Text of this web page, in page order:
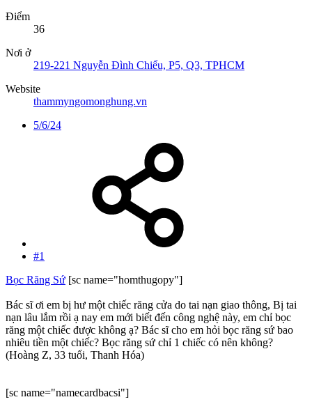
Điểm
36
Nơi ở
219-221 Nguyễn Đình Chiểu, P5, Q3, TPHCM
Website
thammyngomonghung.vn
5/6/24
#1
Bọc Răng Sứ [sc name="homthugopy"]
Bác sĩ ơi em bị hư một chiếc răng cửa do tai nạn giao thông, Bị tai
nạn lâu lắm rồi ạ nay em mới biết đến công nghệ này, em chỉ bọc
răng một chiếc được không ạ? Bác sĩ cho em hỏi bọc răng sứ bao
nhiêu tiền một chiếc? Bọc răng sứ chỉ 1 chiếc có nên không?
(Hoàng Z, 33 tuổi, Thanh Hóa)
[sc name="namecardbacsi"]